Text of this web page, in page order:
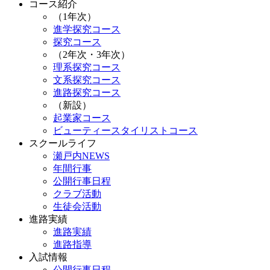
コース紹介
（1年次）
進学探究コース
探究コース
（2年次・3年次）
理系探究コース
文系探究コース
進路探究コース
（新設）
起業家コース
ビューティースタイリストコース
スクールライフ
瀬戸内NEWS
年間行事
公開行事日程
クラブ活動
生徒会活動
進路実績
進路実績
進路指導
入試情報